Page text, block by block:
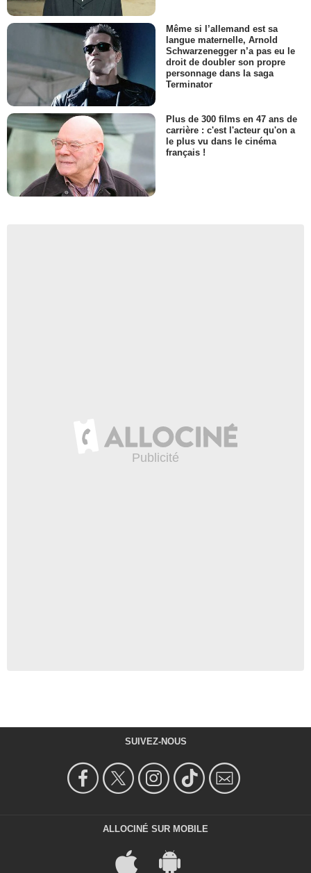
Même si l’allemand est sa
langue maternelle, Arnold
Schwarzenegger n’a pas eu le
droit de doubler son propre
personnage dans la saga
Terminator
Plus de 300 films en 47 ans de
carrière : c'est l'acteur qu'on a
le plus vu dans le cinéma
français !
SUIVEZ-NOUS
ALLOCINÉ SUR MOBILE